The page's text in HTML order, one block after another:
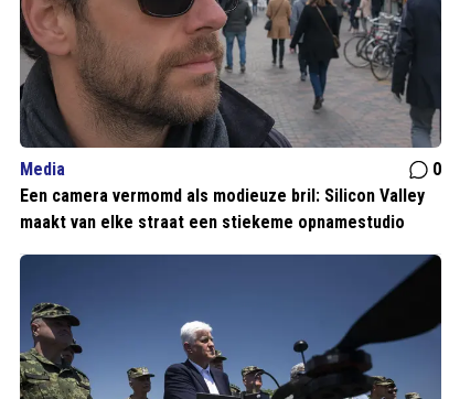
Media
0
Een camera vermomd als modieuze bril: Silicon Valley
maakt van elke straat een stiekeme opnamestudio